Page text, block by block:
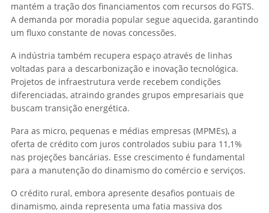
mantém a tração dos financiamentos com recursos do FGTS.
A demanda por moradia popular segue aquecida, garantindo
um fluxo constante de novas concessões.
A indústria também recupera espaço através de linhas
voltadas para a descarbonização e inovação tecnológica.
Projetos de infraestrutura verde recebem condições
diferenciadas, atraindo grandes grupos empresariais que
buscam transição energética.
Para as micro, pequenas e médias empresas (MPMEs), a
oferta de crédito com juros controlados subiu para 11,1%
nas projeções bancárias. Esse crescimento é fundamental
para a manutenção do dinamismo do comércio e serviços.
O crédito rural, embora apresente desafios pontuais de
dinamismo, ainda representa uma fatia massiva dos